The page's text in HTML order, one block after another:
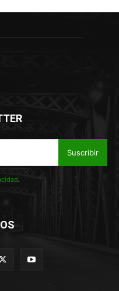
Suscribir
.